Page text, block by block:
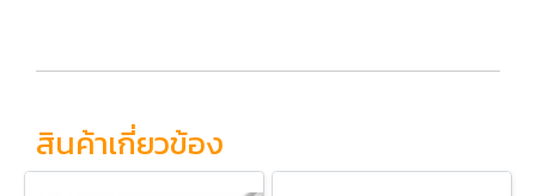
สินค้าเกี่ยวข้อง